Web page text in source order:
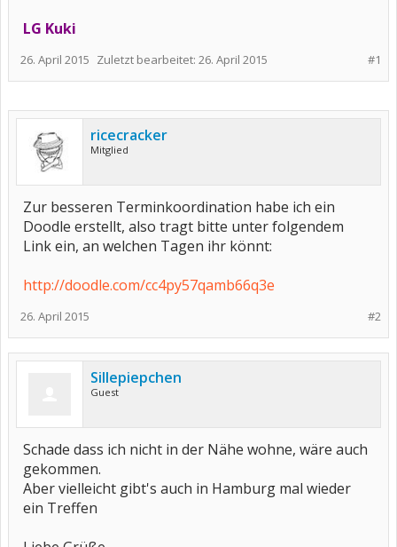
LG Kuki
#1
26. April 2015 Zuletzt bearbeitet: 26. April 2015
ricecracker
Mitglied
Zur besseren Terminkoordination habe ich ein
Doodle erstellt, also tragt bitte unter folgendem
Link ein, an welchen Tagen ihr könnt:
http://doodle.com/cc4py57qamb66q3e
#2
26. April 2015
Sillepiepchen
Guest
Schade dass ich nicht in der Nähe wohne, wäre auch
gekommen.
Aber vielleicht gibt's auch in Hamburg mal wieder
ein Treffen